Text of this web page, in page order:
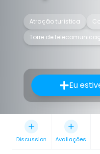
Atração turística
Torre de
Eu
Discussion Avaliações